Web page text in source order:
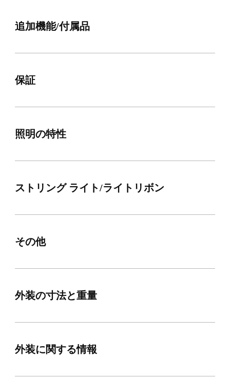
追加機能/付属品
保証
照明の特性
ストリング ライト/ライトリボン
その他
外装の寸法と重量
外装に関する情報